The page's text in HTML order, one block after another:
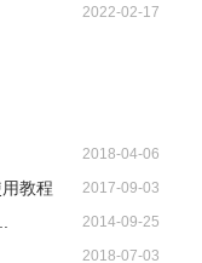
2022-02-17
2018-04-06
教程 2017-09-03
2014-09-25
2018-07-03